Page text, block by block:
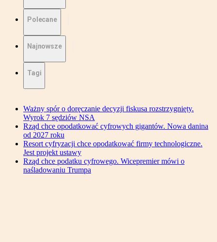
Polecane
Najnowsze
Tagi
Ważny spór o doręczanie decyzji fiskusa rozstrzygnięty.
Wyrok 7 sędziów NSA
Rząd chce opodatkować cyfrowych gigantów. Nowa danina
od 2027 roku
Resort cyfryzacji chce opodatkować firmy technologiczne.
Jest projekt ustawy
Rząd chce podatku cyfrowego. Wicepremier mówi o
naśladowaniu Trumpa